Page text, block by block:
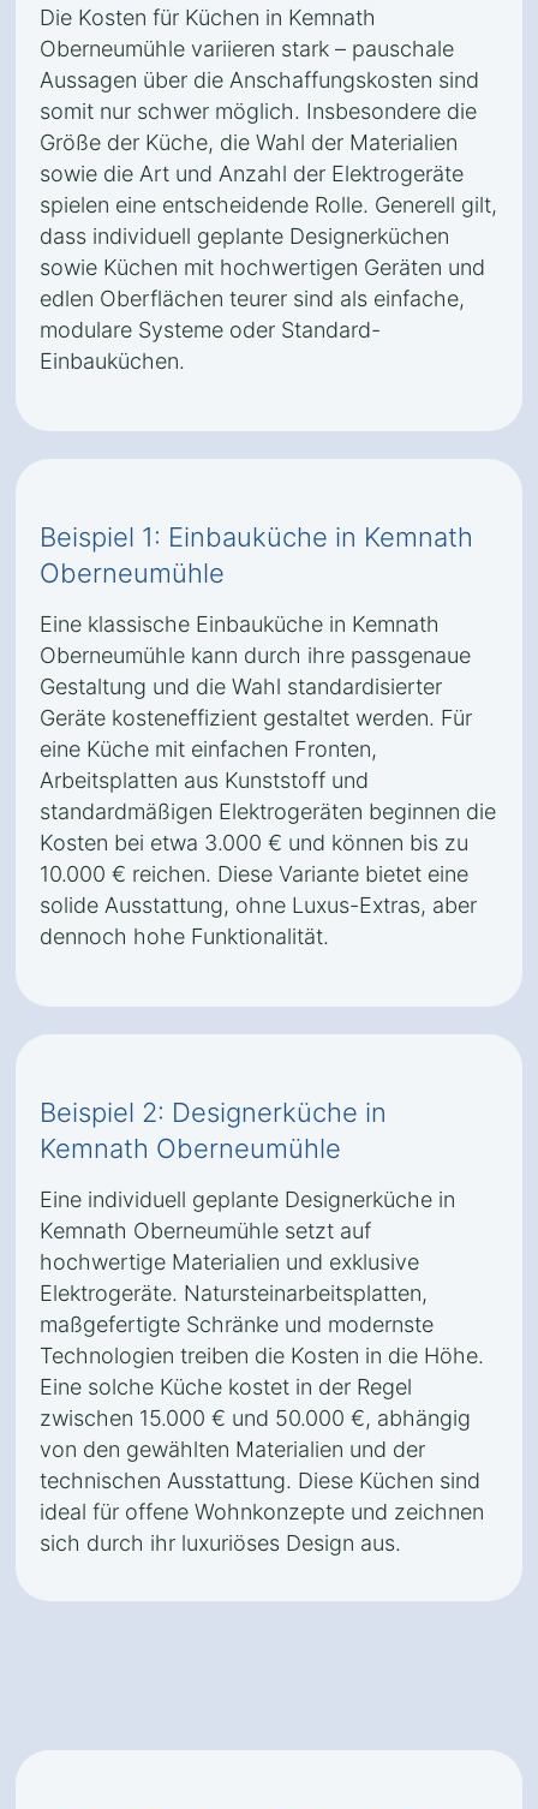
Die Kosten für Küchen in Kemnath
Oberneumühle variieren stark – pauschale
Aussagen über die Anschaffungskosten sind
somit nur schwer möglich. Insbesondere die
Größe der Küche, die Wahl der Materialien
sowie die Art und Anzahl der Elektrogeräte
spielen eine entscheidende Rolle. Generell gilt,
dass individuell geplante Designerküchen
sowie Küchen mit hochwertigen Geräten und
edlen Oberflächen teurer sind als einfache,
modulare Systeme oder Standard-
Einbauküchen.
Beispiel 1: Einbauküche in Kemnath
Oberneumühle
Eine klassische Einbauküche in Kemnath
Oberneumühle kann durch ihre passgenaue
Gestaltung und die Wahl standardisierter
Geräte kosteneffizient gestaltet werden. Für
eine Küche mit einfachen Fronten,
Arbeitsplatten aus Kunststoff und
standardmäßigen Elektrogeräten beginnen die
Kosten bei etwa 3.000 € und können bis zu
10.000 € reichen. Diese Variante bietet eine
solide Ausstattung, ohne Luxus-Extras, aber
dennoch hohe Funktionalität.
Beispiel 2: Designerküche in
Kemnath Oberneumühle
Eine individuell geplante Designerküche in
Kemnath Oberneumühle setzt auf
hochwertige Materialien und exklusive
Elektrogeräte. Natursteinarbeitsplatten,
maßgefertigte Schränke und modernste
Technologien treiben die Kosten in die Höhe.
Eine solche Küche kostet in der Regel
zwischen 15.000 € und 50.000 €, abhängig
von den gewählten Materialien und der
technischen Ausstattung. Diese Küchen sind
ideal für offene Wohnkonzepte und zeichnen
sich durch ihr luxuriöses Design aus.